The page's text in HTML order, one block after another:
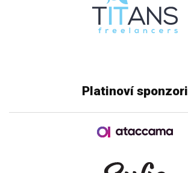
Platinoví sponzori